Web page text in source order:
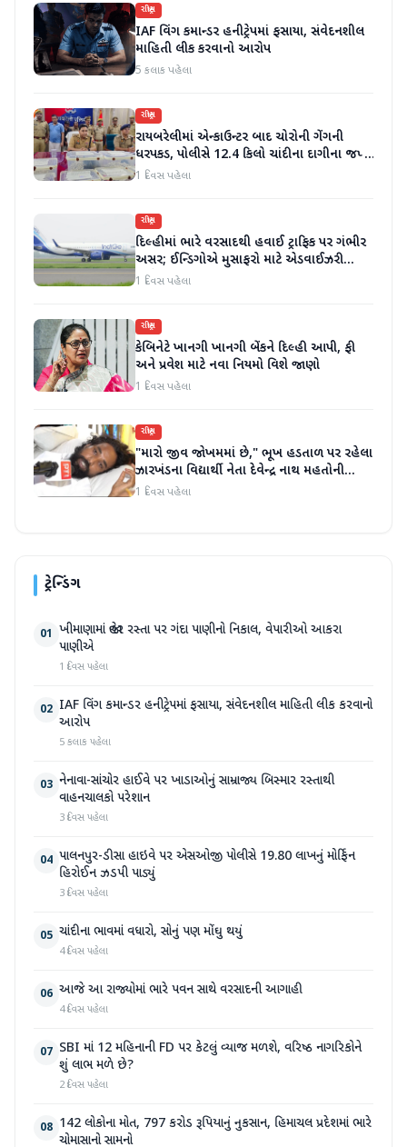
રાષ્ટ્રીય
IAF વિંગ કમાન્ડર હનીટ્રેપમાં ફસાયા, સંવેદનશીલ
માહિતી લીક કરવાનો આરોપ
5 કલાક પહેલા
રાષ્ટ્રીય
રાયબરેલીમાં એન્કાઉન્ટર બાદ ચોરોની ગેંગની
ધરપકડ, પોલીસે 12.4 કિલો ચાંદીના દાગીના જપ્ત
કર્યા
1 દિવસ પહેલા
રાષ્ટ્રીય
દિલ્હીમાં ભારે વરસાદથી હવાઈ ટ્રાફિક પર ગંભીર
અસર; ઈન્ડિગોએ મુસાફરો માટે એડવાઈઝરી
જાહેર કરી
1 દિવસ પહેલા
રાષ્ટ્રીય
કેબિનેટે ખાનગી ખાનગી બેંકને દિલ્હી આપી, ફી
અને પ્રવેશ માટે નવા નિયમો વિશે જાણો
1 દિવસ પહેલા
રાષ્ટ્રીય
"મારો જીવ જોખમમાં છે," ભૂખ હડતાળ પર રહેલા
ઝારખંડના વિદ્યાર્થી નેતા દેવેન્દ્ર નાથ મહતોની
તબિયત ખરાબ
1 દિવસ પહેલા
ટ્રેન્ડિંગ
01 ખીમાણામાં જાહેર રસ્તા પર ગંદા પાણીનો નિકાલ, વેપારીઓ આકરા
પાણીએ
1 દિવસ પહેલા
02 IAF વિંગ કમાન્ડર હનીટ્રેપમાં ફસાયા, સંવેદનશીલ માહિતી લીક કરવાનો
આરોપ
5 કલાક પહેલા
03 નેનાવા-સાંચોર હાઈવે પર ખાડાઓનું સામ્રાજ્ય બિસ્માર રસ્તાથી
વાહનચાલકો પરેશાન
3 દિવસ પહેલા
04 પાલનપુર-ડીસા હાઇવે પર એસઓજી પોલીસે 19.80 લાખનું મોર્ફિન
હિરોઈન ઝડપી પાડ્યું
3 દિવસ પહેલા
05 ચાંદીના ભાવમાં વધારો, સોનું પણ મોંઘુ થયું
4 દિવસ પહેલા
06 આજે આ રાજ્યોમાં ભારે પવન સાથે વરસાદની આગાહી
4 દિવસ પહેલા
07 SBI માં 12 મહિનાની FD પર કેટલું વ્યાજ મળશે, વરિષ્ઠ નાગરિકોને
શું લાભ મળે છે?
2 દિવસ પહેલા
08 142 લોકોના મોત, 797 કરોડ રૂપિયાનું નુકસાન, હિમાચલ પ્રદેશમાં ભારે
ચોમાસાનો સામનો